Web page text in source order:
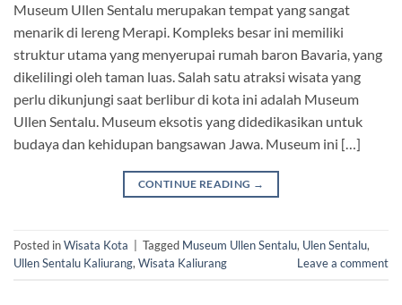
Museum Ullen Sentalu merupakan tempat yang sangat
menarik di lereng Merapi. Kompleks besar ini memiliki
struktur utama yang menyerupai rumah baron Bavaria, yang
dikelilingi oleh taman luas. Salah satu atraksi wisata yang
perlu dikunjungi saat berlibur di kota ini adalah Museum
Ullen Sentalu. Museum eksotis yang didedikasikan untuk
budaya dan kehidupan bangsawan Jawa. Museum ini […]
CONTINUE READING →
Posted inWisata Kota Tagged Museum Ullen Sentalu, Ulen Sentalu,
Ullen Sentalu Kaliurang,Wisata Kaliurang Leave a comment